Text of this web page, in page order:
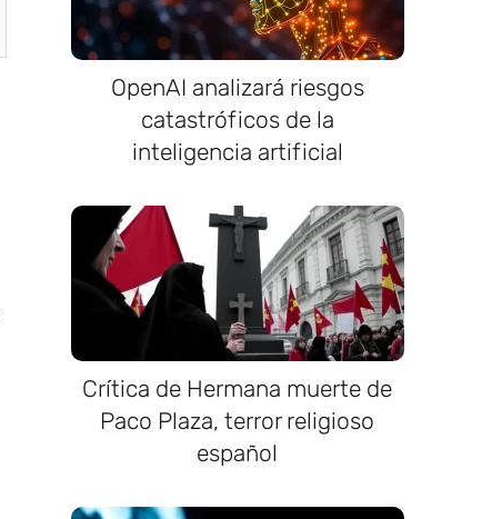
OpenAI analizará riesgos
catastróficos de la
inteligencia artificial
Crítica de Hermana muerte de
Paco Plaza, terror religioso
español